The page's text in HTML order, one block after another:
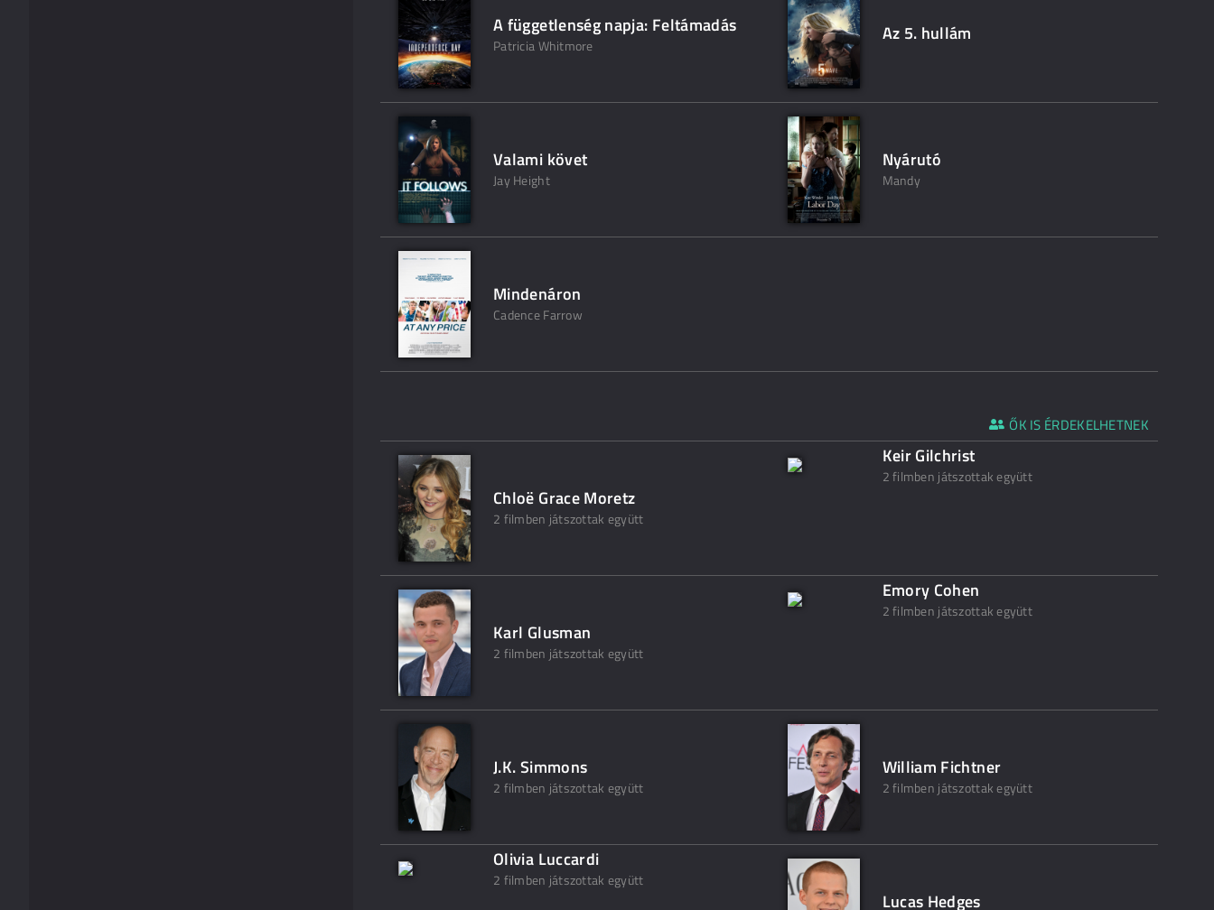
A függetlenség napja: Feltámadás
Patricia Whitmore
Az 5. hullám
Valami követ
Jay Height
Nyárutó
Mandy
Mindenáron
Cadence Farrow
ŐK IS ÉRDEKELHETNEK
Chloë Grace Moretz
2 filmben játszottak együtt
Keir Gilchrist
2 filmben játszottak együtt
Karl Glusman
2 filmben játszottak együtt
Emory Cohen
2 filmben játszottak együtt
J.K. Simmons
2 filmben játszottak együtt
William Fichtner
2 filmben játszottak együtt
Olivia Luccardi
2 filmben játszottak együtt
Lucas Hedges